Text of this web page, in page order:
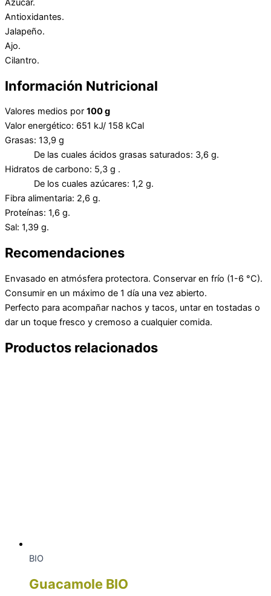
Azúcar.
Antioxidantes.
Jalapeño.
Ajo.
Cilantro.
Información Nutricional
Valores medios por 100 g
Valor energético: 651 kJ/ 158 kCal
Grasas: 13,9 g
De las cuales ácidos grasas saturados: 3,6 g.
Hidratos de carbono: 5,3 g .
De los cuales azúcares: 1,2 g.
Fibra alimentaria: 2,6 g.
Proteínas: 1,6 g.
Sal: 1,39 g.
Recomendaciones
Envasado en atmósfera protectora. Conservar en frío (1-6 °C).
Consumir en un máximo de 1 día una vez abierto.
Perfecto para acompañar nachos y tacos, untar en tostadas o
dar un toque fresco y cremoso a cualquier comida.
Productos relacionados
BIO
Guacamole BIO